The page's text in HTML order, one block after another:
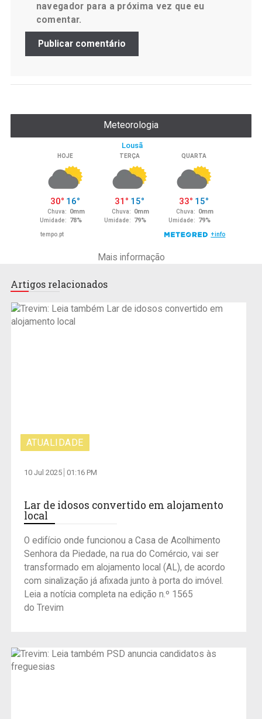
navegador para a próxima vez que eu
comentar.
Meteorologia
Mais informação
Artigos relacionados
ATUALIDADE
10 Jul 2025 01:16 PM
Lar de idosos convertido em alojamento
local
O edifício onde funcionou a Casa de Acolhimento
Senhora da Piedade, na rua do Comércio, vai ser
transformado em alojamento local (AL), de acordo
com sinalização já afixada junto à porta do imóvel.
Leia a notícia completa na edição n.º 1565
do Trevim